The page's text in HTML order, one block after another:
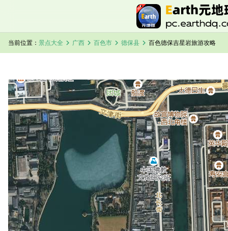
当前位置： 景点大全 chevron_right 广西 chevron_right 百色市 chevron_right 德保县 chevron_right 百色德保吉星岩旅游攻略
百色德保吉星岩卫星地图加载中，请稍候...